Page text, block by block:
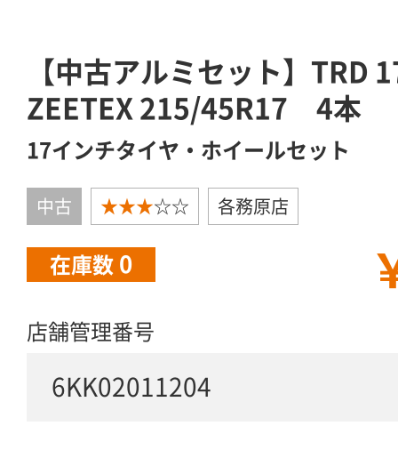
【中古アルミセット】
ZEETEX 215/45R17 4本
17インチタイヤ・ホイールセット
中古 ★★★☆☆ 各務原店
在庫数 0
店舗管理番号
6KK02011204